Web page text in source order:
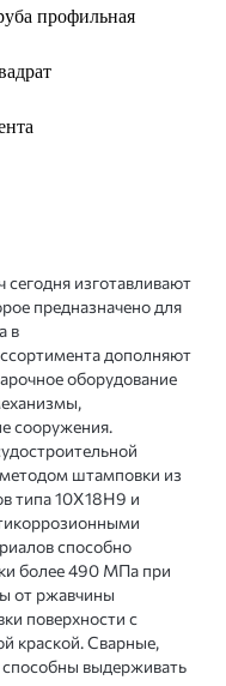
сегодня изготавливают
предназначено для
в
дополняют
оборудование
сооружения.
штамповки из
типа 10Х18Н9 и
способно
более 490 МПа при
от ржавчины
поверхности с
краской. Сварные,
выдерживать